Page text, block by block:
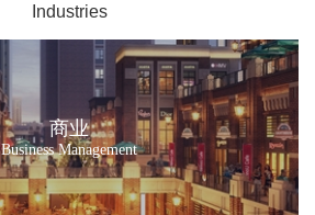
Industries
商业
Business Management